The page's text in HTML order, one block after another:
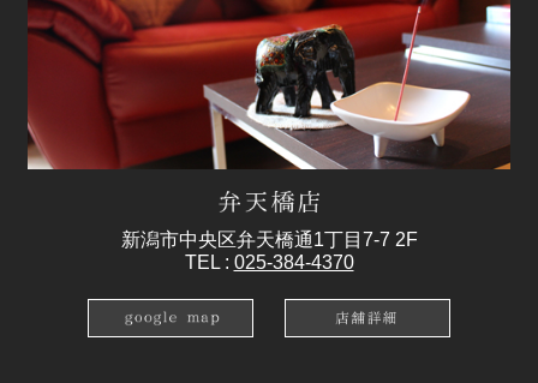
新潟市中央区弁天橋通1丁目7-7 2F
TEL : 025-384-4370